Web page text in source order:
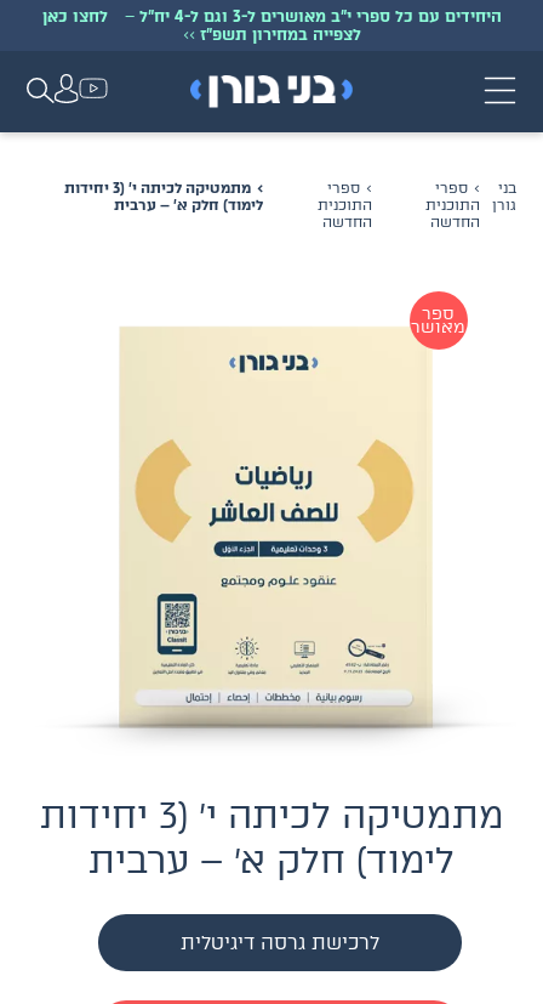
היחידים עם כל ספרי י״ב מאושרים ל-3 וגם ל-4 יח״ל –
לחצו כאן
לצפייה במחירון תשפ״ז >>
מתמטיקה לכיתה י׳ (3 יחידות
לימוד) חלק א׳ – ערבית
ספרי
התוכנית
החדשה
ספרי
התוכנית
החדשה
בני
גורן
ספר
מאושר
מתמטיקה לכיתה י׳ (3 יחידות
לימוד) חלק א׳ – ערבית
לרכישת גרסה דיגיטלית